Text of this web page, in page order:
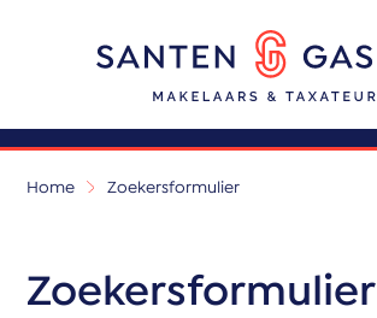
Home Zoekersformulier
Zoekersformulier